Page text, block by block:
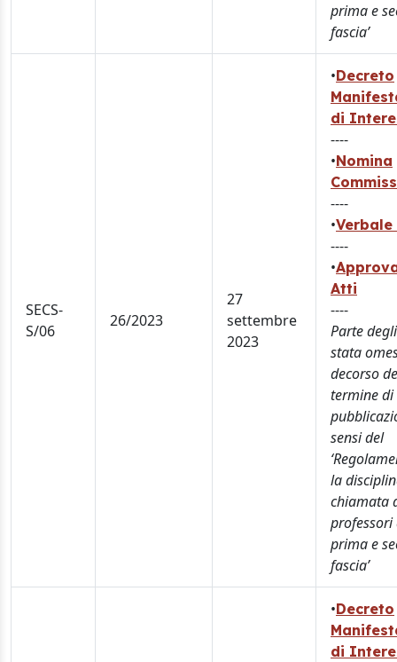
prima e
fascia’
SECS-
S/06
26/2023
27
settembre
2023
•Decreto
di
----
•Nomina
----
•Verbale
----
•
Atti
----
Parte
stata
decorso
termine di
sensi del
la
chiamata
professori
prima e
fascia’
•Decreto
di